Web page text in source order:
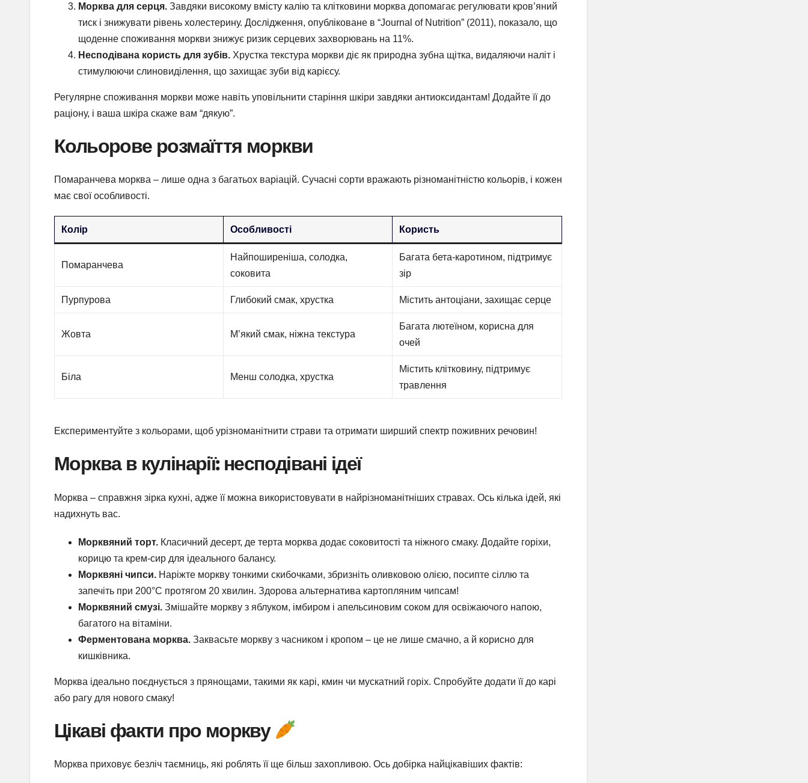
Морква для серця. Завдяки високому вмісту калію та клітковини морква допомагає регулювати кров’яний
тиск і знижувати рівень холестерину. Дослідження, опубліковане в “Journal of Nutrition” (2011), показало, що
щоденне споживання моркви знижує ризик серцевих захворювань на 11%.
Несподівана користь для зубів. Хрустка текстура моркви діє як природна зубна щітка, видаляючи наліт і
стимулюючи слиновиділення, що захищає зуби від карієсу.
Регулярне споживання моркви може навіть уповільнити старіння шкіри завдяки антиоксидантам! Додайте її до
раціону, і ваша шкіра скаже вам “дякую”.
Кольорове розмаїття моркви
Помаранчева морква – лише одна з багатьох варіацій. Сучасні сорти вражають різноманітністю кольорів, і кожен
має свої особливості.
Колір Особливості Користь
Помаранчева
Найпоширеніша, солодка,
соковита
Багата бета-каротином, підтримує
зір
Пурпурова Глибокий смак, хрустка Містить антоціани, захищає серце
Жовта М’який смак, ніжна текстура
Багата лютеїном, корисна для
очей
Біла Менш солодка, хрустка
Містить клітковину, підтримує
травлення
Експериментуйте з кольорами, щоб урізноманітнити страви та отримати ширший спектр поживних речовин!
Морква в кулінарії: несподівані ідеї
Морква – справжня зірка кухні, адже її можна використовувати в найрізноманітніших стравах. Ось кілька ідей, які
надихнуть вас.
Морквяний торт. Класичний десерт, де терта морква додає соковитості та ніжного смаку. Додайте горіхи,
корицю та крем-сир для ідеального балансу.
Морквяні чипси. Наріжте моркву тонкими скибочками, збризніть оливковою олією, посипте сіллю та
запечіть при 200°C протягом 20 хвилин. Здорова альтернатива картопляним чипсам!
Морквяний смузі. Змішайте моркву з яблуком, імбиром і апельсиновим соком для освіжаючого напою,
багатого на вітаміни.
Ферментована морква. Заквасьте моркву з часником і кропом – це не лише смачно, а й корисно для
кишківника.
Морква ідеально поєднується з прянощами, такими як карі, кмин чи мускатний горіх. Спробуйте додати її до карі
або рагу для нового смаку!
Цікаві факти про моркву
Морква приховує безліч таємниць, які роблять її ще більш захопливою. Ось добірка найцікавіших фактів: